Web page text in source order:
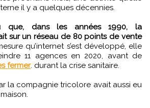
il y a quelques décennies.
que, dans les années 1990, la
sur un réseau de 80 points de vente
qu’internet s’est développé, elle
11 agences en 2020, avant de
fermer. durant la crise sanitaire.
la compagnie tricolore avait aussi eu